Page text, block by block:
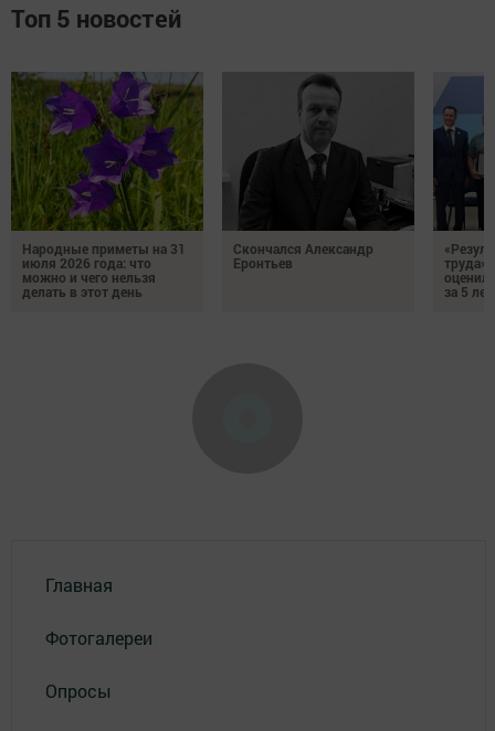
Топ 5 новостей
Народные приметы на 31
июля 2026 года: что
можно и чего нельзя
делать в этот день
Скончался Александр
Еронтьев
за 5 лет
Главная
Фотогалереи
Опросы